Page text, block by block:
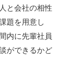
と会社の相性
題を用意し
内に先輩社員
ができるかど